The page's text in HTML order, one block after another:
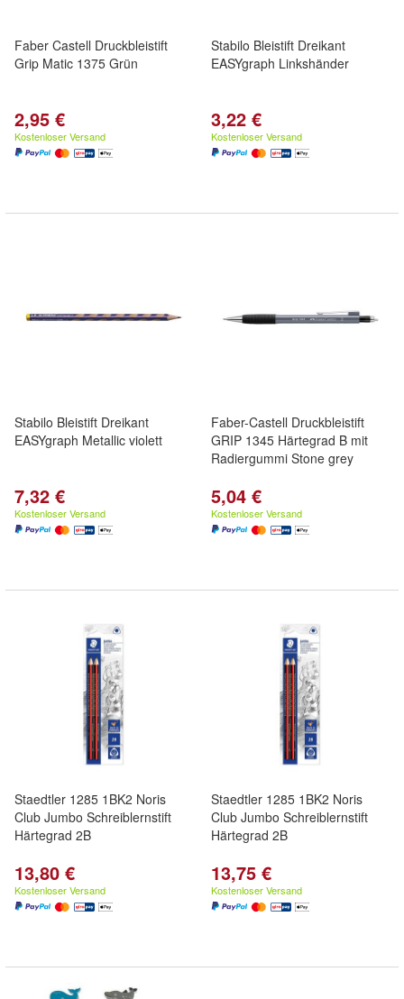
Faber Castell Druckbleistift
Grip Matic 1375 Grün
2,95 €
Kostenloser Versand
Stabilo Bleistift Dreikant
EASYgraph Linkshänder
3,22 €
Kostenloser Versand
Stabilo Bleistift Dreikant
EASYgraph Metallic violett
7,32 €
Kostenloser Versand
Faber-Castell Druckbleistift
GRIP 1345 Härtegrad B mit
Radiergummi Stone grey
5,04 €
Kostenloser Versand
Staedtler 1285 1BK2 Noris
Club Jumbo Schreiblernstift
Härtegrad 2B
13,80 €
Kostenloser Versand
Staedtler 1285 1BK2 Noris
Club Jumbo Schreiblernstift
Härtegrad 2B
13,75 €
Kostenloser Versand